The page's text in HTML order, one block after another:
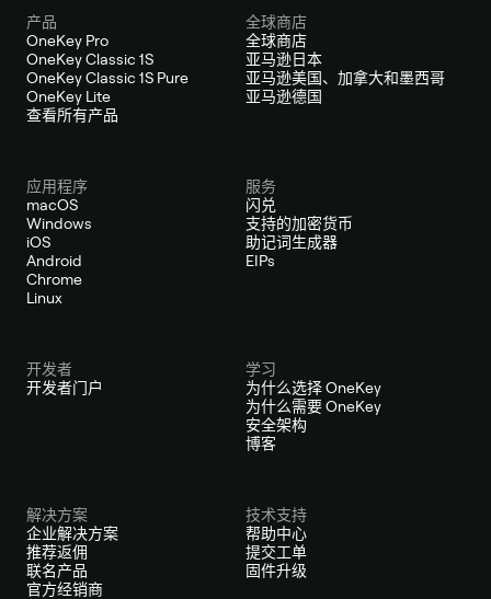
产品
OneKey Pro
OneKey Classic 1S
OneKey Classic 1S Pure
OneKey Lite
查看所有产品
全球商店
全球商店
亚马逊日本
亚马逊美国、加拿大和墨西哥
亚马逊德国
应用程序
macOS
Windows
iOS
Android
Chrome
Linux
服务
闪兑
支持的加密货币
助记词生成器
EIPs
开发者
开发者门户
学习
为什么选择 OneKey
为什么需要 OneKey
安全架构
博客
解决方案
企业解决方案
推荐返佣
联名产品
官方经销商
技术支持
帮助中心
提交工单
固件升级